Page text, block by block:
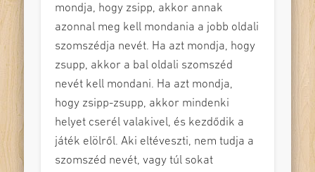
mondja, hogy zsipp, akkor annak
azonnal meg kell mondania a jobb oldali
szomszédja nevét. Ha azt mondja, hogy
zsupp, akkor a bal oldali szomszéd
nevét kell mondani. Ha azt mondja,
hogy zsipp-zsupp, akkor mindenki
helyet cserél valakivel, és kezdődik a
játék elölről. Aki eltéveszti, nem tudja a
szomszéd nevét, vagy túl sokat